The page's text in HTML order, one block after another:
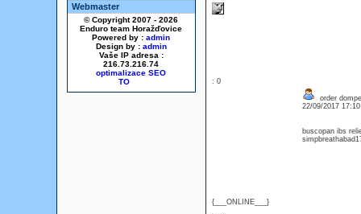
Webmaster
© Copyright 2007 - 2026
Enduro team Horažďovice
Powered by : admin
Design by : admin
Vaše IP adresa :
216.73.216.74
optimalizace SEO
: 0
{___ONLINE___}
order
22/09/2017
buscopan ibs